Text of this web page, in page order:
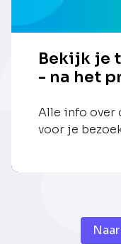
Bekijk je
- na het
Alle info over
voor je